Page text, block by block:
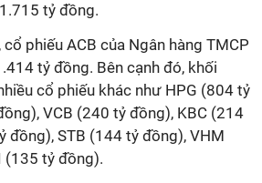
tỷ đồng.
phiếu ACB của Ngân hàng TMCP
tỷ đồng. Bên cạnh đó, khối
cổ phiếu khác như HPG (804 tỷ
VCB (240 tỷ đồng), KBC (214
đồng), STB (144 tỷ đồng), VHM
(135 tỷ đồng).